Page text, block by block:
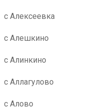
с Алексеевка
с Алешкино
с Алинкино
с Аллагулово
с Алово